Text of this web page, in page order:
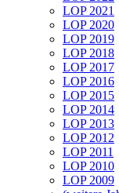
LOP 2021
LOP 2020
LOP 2019
LOP 2018
LOP 2017
LOP 2016
LOP 2015
LOP 2014
LOP 2013
LOP 2012
LOP 2011
LOP 2010
LOP 2009